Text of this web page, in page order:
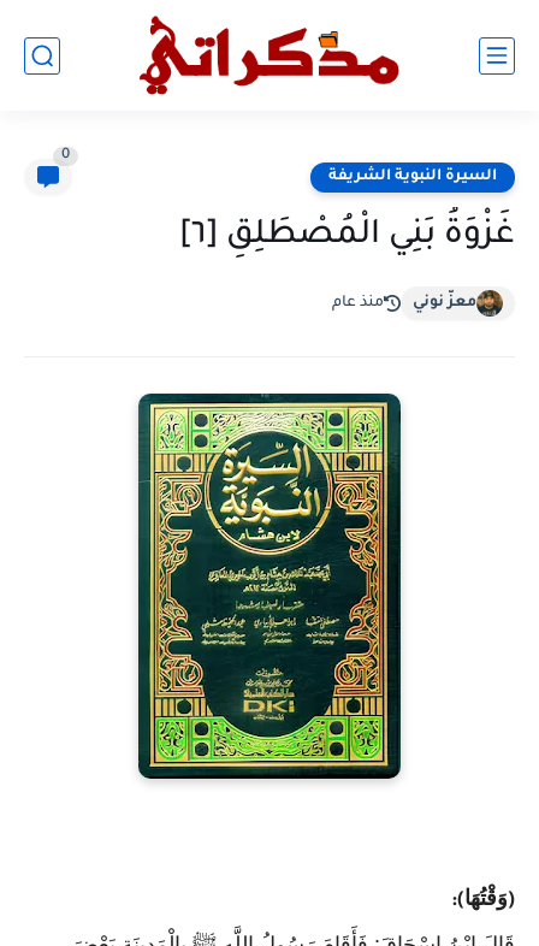
السيرة النبوية الشريفة
0
غَزْوَةُ بَنِي الْمُصْطَلِقِ [٦]
معزّ نوني منذ عام
(وَقْتُهَا):